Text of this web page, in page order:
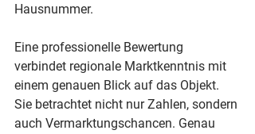
Hausnummer.
Eine professionelle Bewertung
verbindet regionale Marktkenntnis mit
einem genauen Blick auf das Objekt.
Sie betrachtet nicht nur Zahlen, sondern
auch Vermarktungschancen. Genau